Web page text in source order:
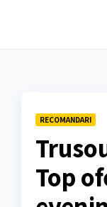
RECOMANDARI
Top